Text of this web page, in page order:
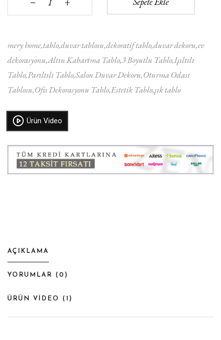
mery hometabloduvar tablosu dekoratif tabloduvar dekoru ev
dekorasyonu Altın Kabartma Tablo3 Boyutlu TabloIşıltılı
TabloParıltılı TabloSalon Duvar Dekoru Oturma Odası
Tablosu Ofis Dekorasyonu TabloEstetik Tabloşık tablo
Ürün Video
AÇIKLAMA
YORUMLAR ( 0 )
ÜRÜN VİDEO ( 1 )